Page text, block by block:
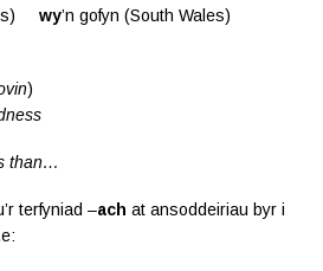
wy’n gofyn (South Wales)
)
than…
terfyniad –ach at ansoddeiriau byr i